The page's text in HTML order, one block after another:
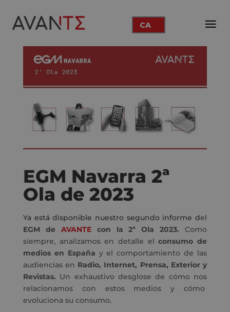
CA
EGM Navarra 2ª
Ola de 2023
Ya está disponible nuestro segundo informe del
EGM de AVANTE con la 2ª Ola 2023.Como
siempre, analizamos en detalle elconsumo de
medios en España y el comportamiento de las
audiencias en Radio, Internet, Prensa, Exterior y
Revistas. Un exhaustivo desglose de cómo nos
relacionamos con estos medios y cómo
evoluciona su consumo.